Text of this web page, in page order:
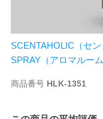
SCENTAHOLIC（セ
SPRAY（アロマルーム
商品番号 HLK-1351